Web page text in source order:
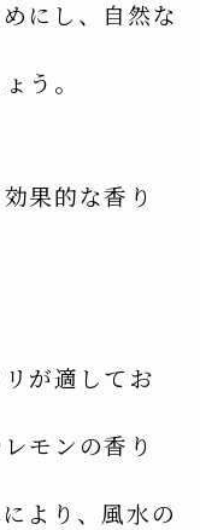
にし、自然な
う。
果的な香り
が適してお
モンの香り
より、風水の